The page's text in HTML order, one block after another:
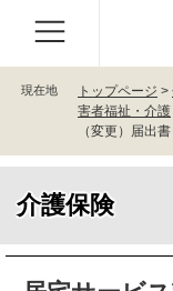
文
現在地 トップページ >
害者福祉・介護
（変更）届出
介護保険